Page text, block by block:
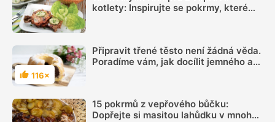
kotlety: Inspirujte se pokrmy, které
Hodnocení
116×
Připravit třené těsto není žádná věda.
Poradíme vám, jak docílit jemného a
15 pokrmů z vepřového bůčku:
Dopřejte si masitou lahůdku v mnoha